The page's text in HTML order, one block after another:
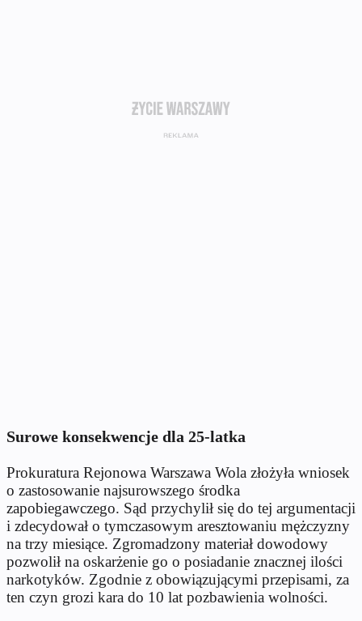
Surowe konsekwencje dla 25-latka
Prokuratura Rejonowa Warszawa Wola złożyła wniosek
o zastosowanie najsurowszego środka
zapobiegawczego. Sąd przychylił się do tej argumentacji
i zdecydował o tymczasowym aresztowaniu mężczyzny
na trzy miesiące. Zgromadzony materiał dowodowy
pozwolił na oskarżenie go o posiadanie znacznej ilości
narkotyków. Zgodnie z obowiązującymi przepisami, za
ten czyn grozi kara do 10 lat pozbawienia wolności.